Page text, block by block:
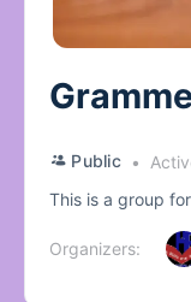
Public
This is a group
Organizers: